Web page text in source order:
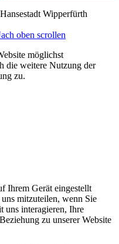
Wipperfürth
oben scrollen
möglichst
die weitere Nutzung der
zu.
Ihrem Gerät eingestellt
mitzuteilen, wenn Sie
uns interagieren, Ihre
zu unserer Website